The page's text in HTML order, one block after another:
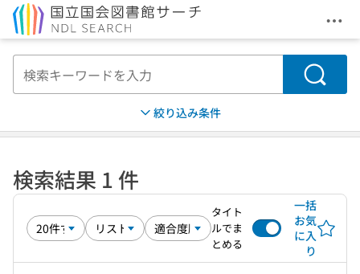
メ
検索
絞り込み条件
検索結果 1 件
タイト
ルでま
とめる
一括
お気
に入
り